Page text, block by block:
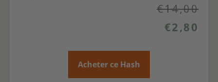
€14,00
€2,80
Acheter ce Hash